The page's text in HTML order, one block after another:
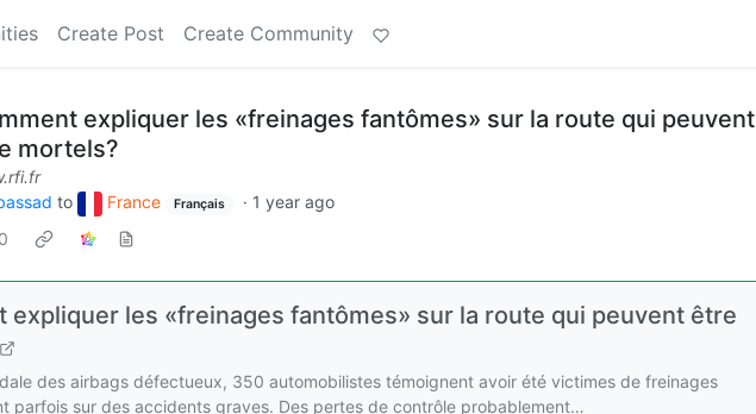
Create Post Create Community
expliquer les «freinages fantômes» sur la route qui peuvent
mortels?
to France Français · 1 year ago
expliquer les «freinages fantômes» sur la route qui peuvent être
des airbags défectueux, 350 automobilistes témoignent avoir été victimes de freinages
parfois sur des accidents graves. Des pertes de contrôle probablement…